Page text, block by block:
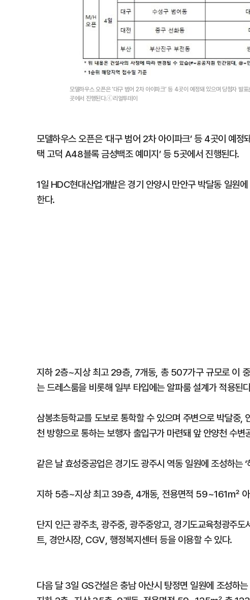
모델하우스 오픈은 ‘대구 범어 2차 아이파크’ 등 4곳이 예정돼 있으며 당첨자
곳에서 진행된다.ⓒ리얼투데이
모델하우스 오픈은 ‘대구 범어 2차 아이파크’ 등 4곳이 예
택 고덕 A48블록 금성백조 예미지’ 등 5곳에서 진행된다.
1일 HDC현대산업개발은 경기 안양시 만안구 박달동 일원
한다.
지하 2층~지상 최고 29층, 7개동, 총 507가구 규모로 이
는 드레스룸을 비롯해 일부 타입에는 알파룸 설계가 적용된
삼봉초등학교를 도보로 통학할 수 있으며 주변으로 박달중,
천 방향으로 통하는 보행자 출입구가 마련돼 앞 안양천 수변
같은 날 효성중공업은 경기도 광주시 역동 일원에 조성하는
지하 5층~지상 최고 39층, 4개동, 전용면적 59~161㎡
단지 인근 광주초, 광주중, 광주중앙고, 경기도교육청광주
트, 경안시장, CGV, 행정복지센터 등을 이용할 수 있다.
다음 달 3일 GS건설은 충남 아산시 탕정면 일원에 조성하